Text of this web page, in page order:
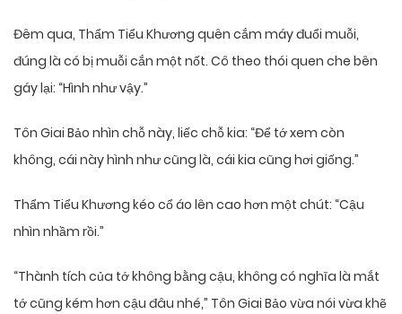
Đêm qua, Thẩm Tiểu Khương quên cắm máy đuổi muỗi,
đúng là có bị muỗi cắn một nốt. Cô theo thói quen che bên
gáy lại: “Hình như vậy.”
Tôn Giai Bảo nhìn chỗ này, liếc chỗ kia: “Để tớ xem còn
không, cái này hình như cũng là, cái kia cũng hơi giống.”
Thẩm Tiểu Khương kéo cổ áo lên cao hơn một chút: “Cậu
nhìn nhầm rồi.”
“Thành tích của tớ không bằng cậu, không có nghĩa là mắt
tớ cũng kém hơn cậu đâu nhé,” Tôn Giai Bảo vừa nói vừa khẽ